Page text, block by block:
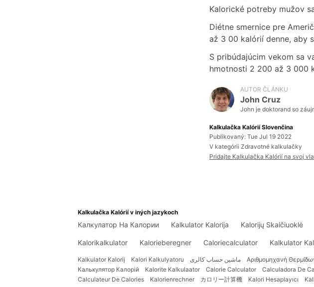
Kalorické potreby mužov
Diétne smernice pre
až 3 00 kalórií denne, aby
S pribúdajúcim vekom sa
hmotnosti 2 200 až 3 000
AUTOR ČLÁNKU
John Cruz
John je doktorand so
Kalkulačka Kalórií Slovenčina
Publikovaný: Tue Jul 19 2022
V kategórii Zdravotné kalkulačky
Pridajte Kalkulačka Kalórií na svoj
Kalkulačka Kalórií v iných jazykoch
Калкулатор На Калории Kalkulator Kalorija Kalorijų Skaičiuoklė
Kalorikalkulator Kalorieberegner Caloriecalculator Kalkulator
Kalkulator Kalorij Kalori Kalkulyatoru ماشین حساب کالری Αριθμομηχανή
Калькулятор Калорій
Kalorite Kalkulaator Calorie Calculator Calculadora De
Calculateur De Calories
Kalorienrechner カロリー計算機 Kalori Hesaplayıcı